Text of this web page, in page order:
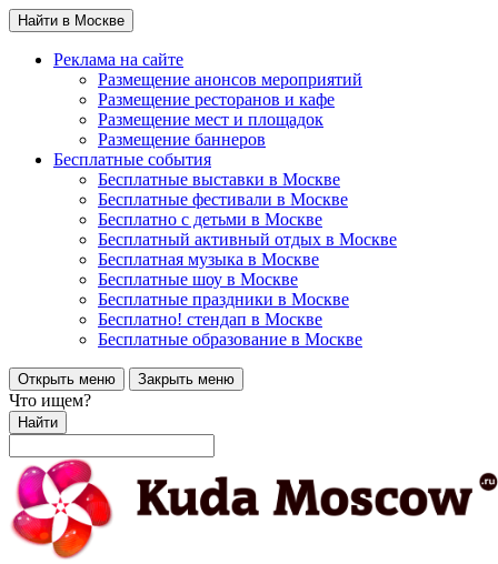
Найти в Москве
Реклама на сайте
Размещение анонсов мероприятий
Размещение ресторанов и кафе
Размещение мест и площадок
Размещение баннеров
Бесплатные события
Бесплатные выставки в Москве
Бесплатные фестивали в Москве
Бесплатно с детьми в Москве
Бесплатный активный отдых в Москве
Бесплатная музыка в Москве
Бесплатные шоу в Москве
Бесплатные праздники в Москве
Бесплатно! стендап в Москве
Бесплатные образование в Москве
Открыть меню Закрыть меню
Что ищем?
Найти